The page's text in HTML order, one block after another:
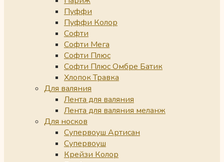
Пуффи
Пуффи Колор
Софти
Софти Мега
Софти Плюс
Софти Плюс Омбре Батик
Хлопок Травка
Для валяния
Лента для валяния
Лента для валяния меланж
Для носков
Супервоуш Артисан
Супервоуш
Крейзи Колор